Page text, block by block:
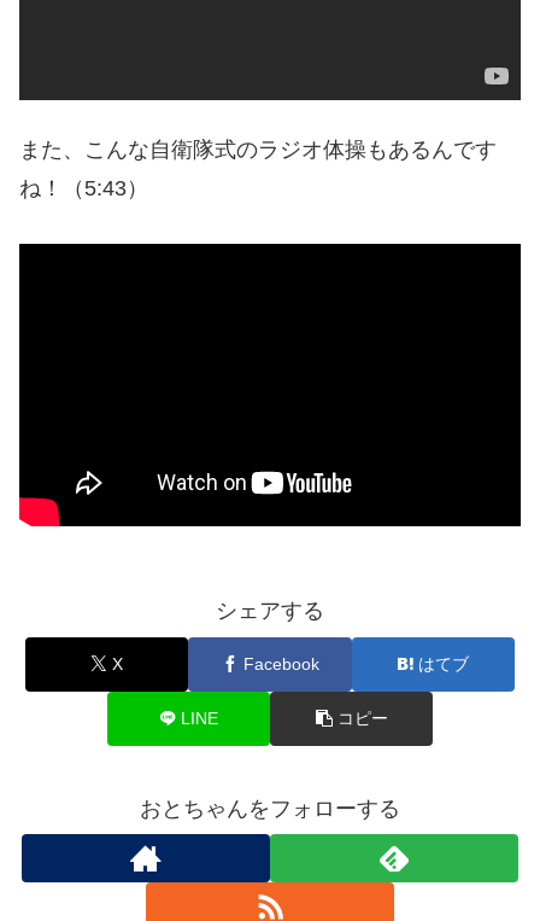
また、こんな自衛隊式のラジオ体操もあるんです
ね！（5:43）
シェアする
X Facebook はてブ
LINE コピー
おとちゃんをフォローする